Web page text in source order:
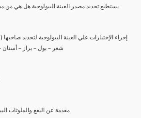
(6) يستطيع تحديد مصدر العينة البيولوجية هل هي
شعر – بول – براز – أسنان
1- مقدمة عن البقع والملوثات